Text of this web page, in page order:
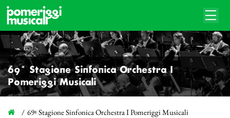
69ª Stagione Sinfonica Orchestra I
Pomeriggi Musicali
69ª Stagione Sinfonica Orchestra I Pomeriggi Musicali